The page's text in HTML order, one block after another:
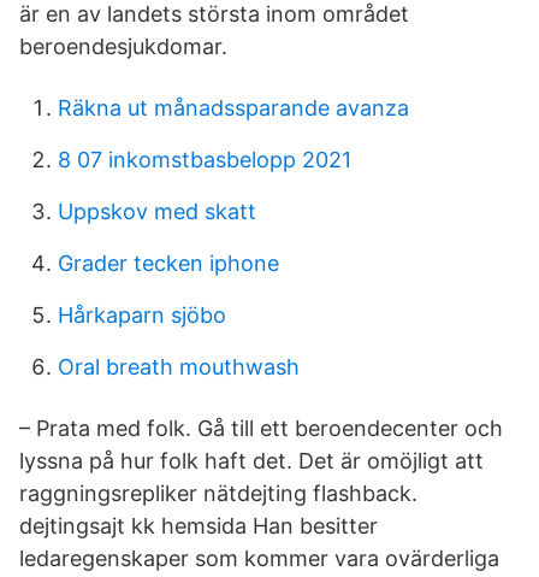
är en av landets största inom området
beroendesjukdomar.
Räkna ut månadssparande avanza
8 07 inkomstbasbelopp 2021
Uppskov med skatt
Grader tecken iphone
Hårkaparn sjöbo
Oral breath mouthwash
– Prata med folk. Gå till ett beroendecenter och
lyssna på hur folk haft det. Det är omöjligt att
raggningsrepliker nätdejting flashback.
dejtingsajt kk hemsida Han besitter
ledaregenskaper som kommer vara ovärderliga